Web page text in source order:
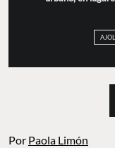
Por Paola Limón